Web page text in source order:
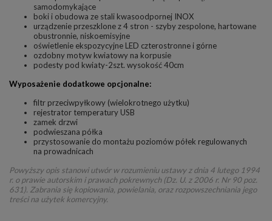
samodomykające
boki i obudowa ze stali kwasoodpornej INOX
urządzenie przeszklone z 4 stron - szyby zespolone, hartowane
obustronnie, niskoemisyjne
oświetlenie ekspozycyjne LED czterostronne i górne
ozdobny motyw kwiatowy na korpusie
podesty pod kwiaty-2szt. wysokość 40cm
Wyposażenie dodatkowe opcjonalne:
filtr przeciwpyłkowy (wielokrotnego użytku)
rejestrator temperatury USB
zamek drzwi
podwieszana półka
przystosowanie do montażu poziomów półek regulowanych
na prowadnicach
Powyższy opis stanowi utwór w rozumieniu ustawy z dnia 4 lutego 1994
r. o prawie autorskim i prawach pokrewnych (Dz. U. z 2006 r. Nr 90 poz.
631). Zabrania się kopiowania, powielania, oraz rozpowszechniania jego
treści na użytek komercyjny.